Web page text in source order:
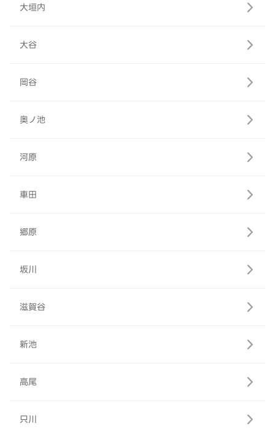
大垣内
大谷
岡谷
奥ノ池
河原
車田
郷原
坂川
滋賀谷
新池
高尾
只川